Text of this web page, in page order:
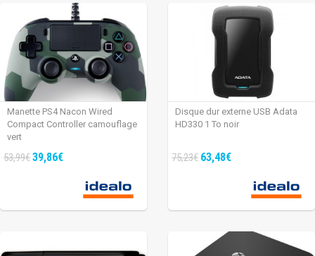
Manette PS4 Nacon Wired
Compact Controller camouflage
vert
53,99€39,86€
Disque dur externe USB Adata
HD330 1 To noir
75,23€ 63,48€